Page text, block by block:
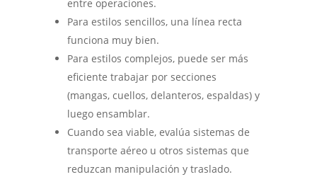
entre operaciones.
Para estilos sencillos, una línea recta
funciona muy bien.
Para estilos complejos, puede ser más
eficiente trabajar por secciones
(mangas, cuellos, delanteros, espaldas) y
luego ensamblar.
Cuando sea viable, evalúa sistemas de
transporte aéreo u otros sistemas que
reduzcan manipulación y traslado.